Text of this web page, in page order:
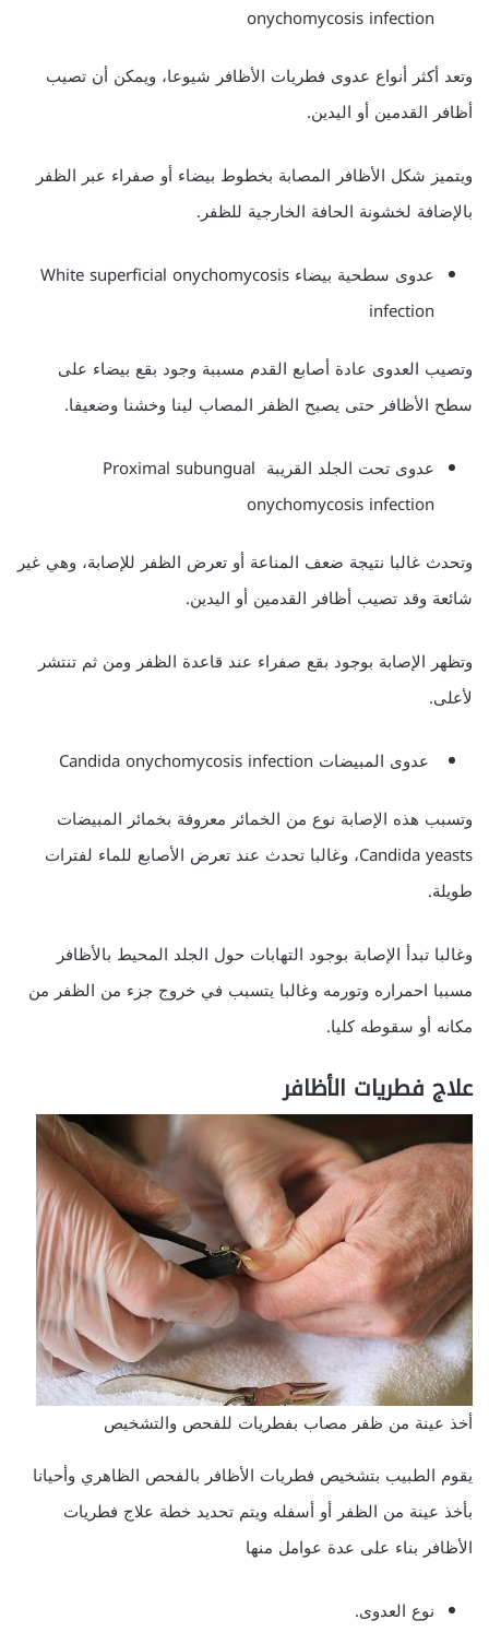
onychomycosis infection
وتعد أكثر أنواع عدوى فطريات الأظافر شيوعا، ويمكن أن تصيب
أظافر القدمين أو اليدين.
ويتميز شكل الأظافر المصابة بخطوط بيضاء أو صفراء عبر الظفر
بالإضافة لخشونة الحافة الخارجية للظفر.
عدوى سطحية بيضاء White superficial onychomycosis
infection
وتصيب العدوى عادة أصابع القدم مسببة وجود بقع بيضاء على
سطح الأظافر حتى يصبح الظفر المصاب لينا وخشنا وضعيفا.
عدوى تحت الجلد القريبة Proximal subungual
onychomycosis infection
وتحدث غالبا نتيجة ضعف المناعة أو تعرض الظفر للإصابة، وهي غير
شائعة وقد تصيب أظافر القدمين أو اليدين.
وتظهر الإصابة بوجود بقع صفراء عند قاعدة الظفر ومن ثم تنتشر
لأعلى.
عدوى المبيضات Candida onychomycosis infection
وتسبب هذه الإصابة نوع من الخمائر معروفة بخمائر المبيضات
Candida yeasts، وغالبا تحدث عند تعرض الأصابع للماء لفترات
طويلة.
وغالبا تبدأ الإصابة بوجود التهابات حول الجلد المحيط بالأظافر
مسببا احمراره وتورمه وغالبا يتسبب في خروج جزء من الظفر من
مكانه أو سقوطه كليا.
علاج فطريات الأظافر
أخذ عينة من ظفر مصاب بفطريات للفحص والتشخيص
يقوم الطبيب بتشخيص فطريات الأظافر بالفحص الظاهري وأحيانا
بأخذ عينة من الظفر أو أسفله ويتم تحديد خطة علاج فطريات
الأظافر بناء على عدة عوامل منها
نوع العدوى.